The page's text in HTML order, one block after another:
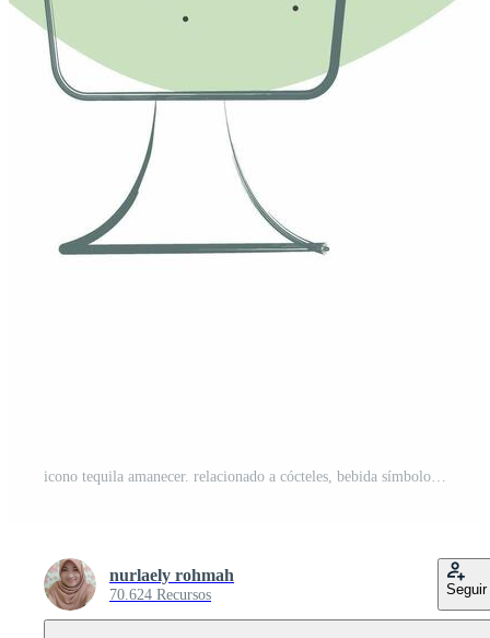
icono tequila amanecer. relacionado a cócteles, bebida símbolo. color Mancha estilo. sencillo diseño editable. sencillo ilustración Vector Gratis
nurlaely rohmah
70.624 Recursos Seguir